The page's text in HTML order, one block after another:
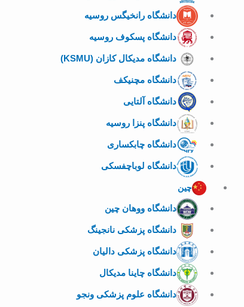
دانشگاه رانخیگس روسیه
دانشگاه پسکوف روسیه
دانشگاه مدیکال کازان (KSMU)
دانشگاه مچنیکف
دانشگاه آلتایی
دانشگاه پنزا روسیه
دانشگاه چابکساری
دانشگاه لوباچفسکی
چین
دانشگاه ووهان چین
دانشگاه پزشکی نانجینگ
دانشگاه پزشکی دالیان
دانشگاه چاینا مدیکال
دانشگاه علوم پزشکی ونجو